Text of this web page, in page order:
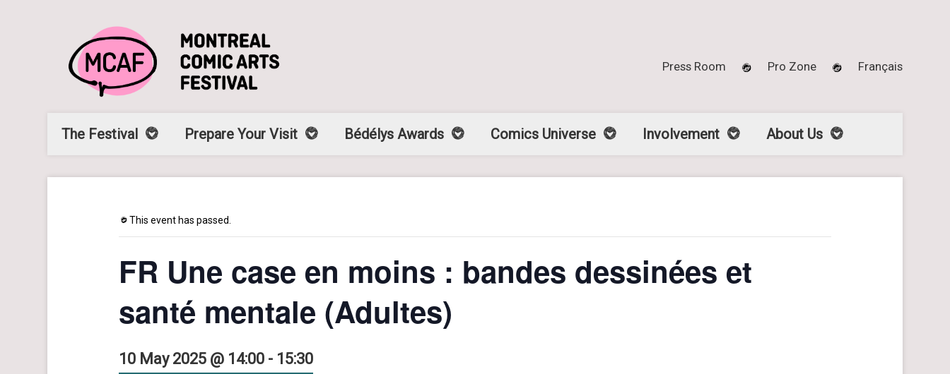
Press Room Pro Zone Français
The Festival Prepare Your Visit Bédélys Awards Comics Universe Involvement About Us
This event has passed.
FR Une case en moins : bandes dessinées et
santé mentale (Adultes)
10 May 2025 @ 14:00 - 15:30